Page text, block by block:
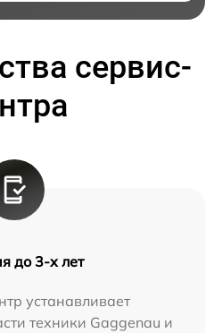
сервис-
до 3-х лет
устанавливает
техники Gaggenau и